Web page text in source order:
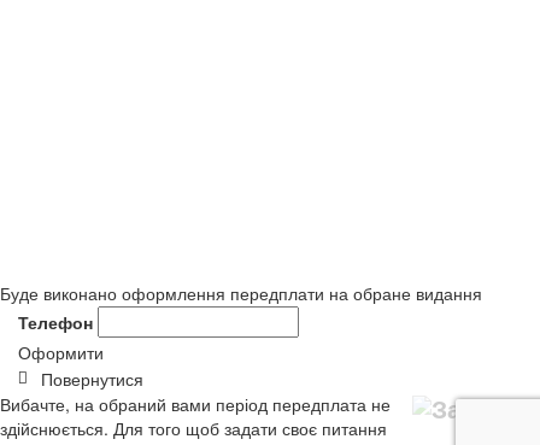
Буде виконано оформлення передплати на обране видання
Телефон
Оформити
Повернутися
Вибачте, на обраний вами період передплата не
здійснюється. Для того щоб задати своє питання